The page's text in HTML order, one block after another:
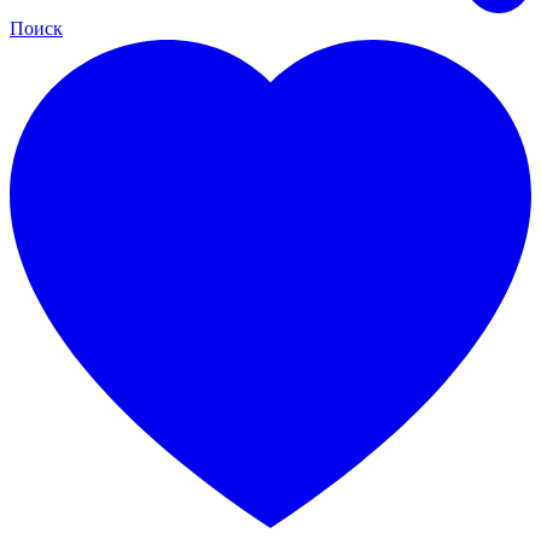
Поиск